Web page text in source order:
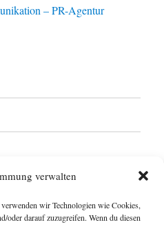
verwalten
wir Technologien wie Cookies,
oder darauf zuzugreifen. Wenn du diesen
– PR-Agentur